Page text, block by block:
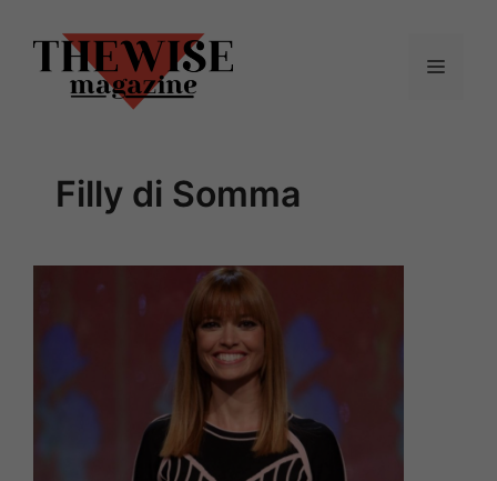
contenuto
Menu
Filly di Somma